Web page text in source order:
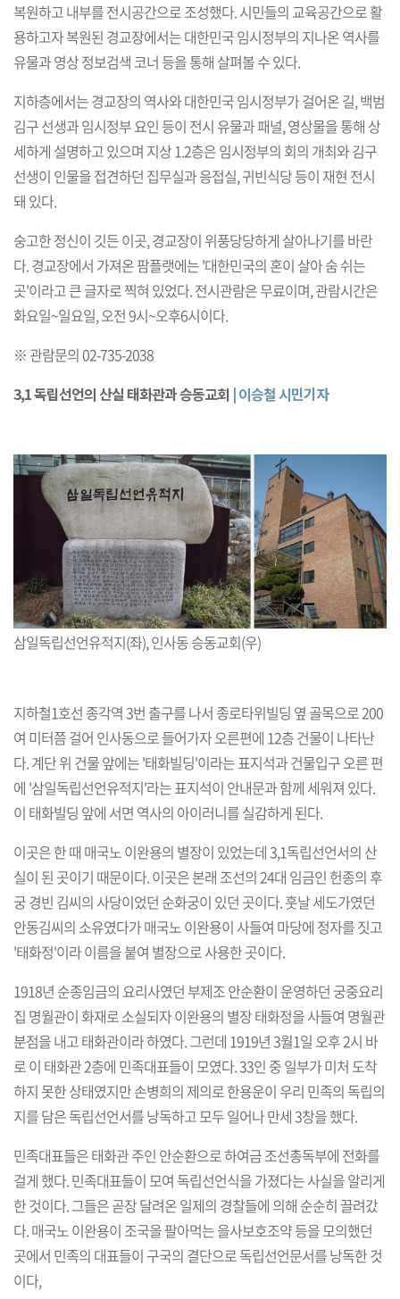
복원하고 내부를 전시공간으로 조성했다. 시민들의 교육공간으로 활
용하고자 복원된 경교장에서는 대한민국 임시정부의 지나온 역사를
유물과 영상 정보검색 코너 등을 통해 살펴볼 수 있다.
지하층에서는 경교장의 역사와 대한민국 임시정부가 걸어온 길, 백범
김구 선생과 임시정부 요인 등이 전시 유물과 패널, 영상물을 통해 상
세하게 설명하고 있으며 지상 1.2층은 임시정부의 회의 개최와 김구
선생이 인물을 접견하던 집무실과 응접실, 귀빈식당 등이 재현 전시
돼 있다.
숭고한 정신이 깃든 이곳, 경교장이 위풍당당하게 살아나기를 바란
다. 경교장에서 가져온 팜플랫에는 '대한민국의 혼이 살아 숨 쉬는
곳'이라고 큰 글자로 찍혀 있었다. 전시관람은 무료이며, 관람시간은
화요일~일요일, 오전 9시~오후6시이다.
※ 관람문의 02-735-2038
3,1 독립선언의 산실 태화관과 승동교회 | 이승철 시민기자
삼일독립선언유적지(좌), 인사동 승동교회(우)
지하철1호선 종각역 3번 출구를 나서 종로타위빌딩 옆 골목으로 200
여 미터쯤 걸어 인사동으로 들어가자 오른편에 12층 건물이 나타난
다. 계단 위 건물 앞에는 '태화빌딩'이라는 표지석과 건물입구 오른 편
에 '삼일독립선언유적지'라는 표지석이 안내문과 함께 세워져 있다.
이 태화빌딩 앞에 서면 역사의 아이러니를 실감하게 된다.
이곳은 한 때 매국노 이완용의 별장이 있었는데 3,1독립선언서의 산
실이 된 곳이기 때문이다. 이곳은 본래 조선의 24대 임금인 헌종의 후
궁 경빈 김씨의 사당이었던 순화궁이 있던 곳이다. 훗날 세도가였던
안동김씨의 소유였다가 매국노 이완용이 사들여 마당에 정자를 짓고
'태화정'이라 이름을 붙여 별장으로 사용한 곳이다.
1918년 순종임금의 요리사였던 부제조 안순환이 운영하던 궁중요리
집 명월관이 화재로 소실되자 이완용의 별장 태화정을 사들여 명월관
분점을 내고 태화관이라 하였다. 그런데 1919년 3월1일 오후 2시 바
로 이 태화관 2층에 민족대표들이 모였다. 33인 중 일부가 미처 도착
하지 못한 상태였지만 손병희의 제의로 한용운이 우리 민족의 독립의
지를 담은 독립선언서를 낭독하고 모두 일어나 만세 3창을 했다.
민족대표들은 태화관 주인 안순환으로 하여금 조선총독부에 전화를
걸게 했다. 민족대표들이 모여 독립선언식을 가졌다는 사실을 알리게
한 것이다. 그들은 곧장 달려온 일제의 경찰들에 의해 순순히 끌려갔
다. 매국노 이완용이 조국을 팔아먹는 을사보호조약 등을 모의했던
곳에서 민족의 대표들이 구국의 결단으로 독립선언문서를 낭독한 것
이다,